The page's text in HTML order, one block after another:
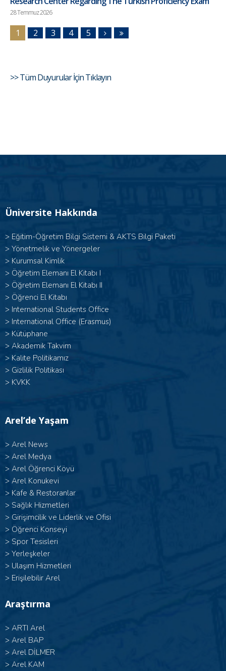
28 Temmuz 2026
1 2 3 4 5
>> Tüm Duyurular İçin Tıklayın
Üniversite Hakkında
> Eğitim-Öğretim Bilgi Sistemi & AKTS Bilgi Paketi
> Yönetmelik ve Yönergeler
> Kurumsal Kimlik
> Öğretim Elemanı El Kitabı I
> Öğretim Elemanı El Kitabı II
> Öğrenci El Kitabı
> International Students Office
> International Office (Erasmus)
> Kütüphane
> Akademik Takvim
> Kalite Politikamız
> Gizlilik Politikası
> KVKK
Arel’de Yaşam
> Arel News
> Arel Medya
> Arel Öğrenci Köyü
> Arel Konukevi
> Kafe & Restoranlar
> Sağlık Hizmetleri
> Girişimcilik ve Liderlik ve Ofisi
> Öğrenci Konseyi
> Spor Tesisleri
> Yerleşkeler
> Ulaşım Hizmetleri
> Erişilebilir Arel
Araştırma
> ARTI Arel
> Arel BAP
> Arel DİLMER
> Arel KAM